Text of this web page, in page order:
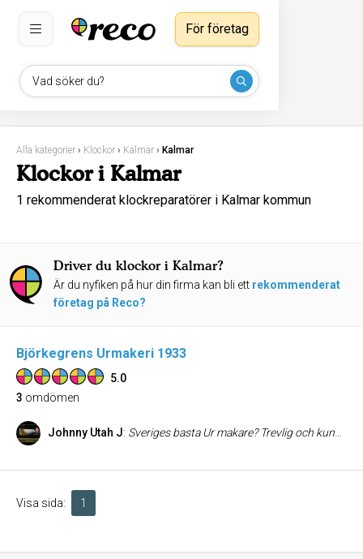
Vad söker du?
För företag
Alla kategorier › Klockor › Kalmar › Kalmar
Klockor i Kalmar
1 rekommenderat klockreparatörer i Kalmar kommun
Driver du klockor i Kalmar?
Är du nyfiken på hur din firma kan bli ett rekommenderat
företag på Reco?
Björkegrens Urmakeri 1933
5.0
3 omdömen
Johnny Utah J: Sveriges basta Ur makare? Trevlig och kunnig personal. Bra pa battre marken, Aqualand, Breitling, Rolex etc.
Visa sida: 1